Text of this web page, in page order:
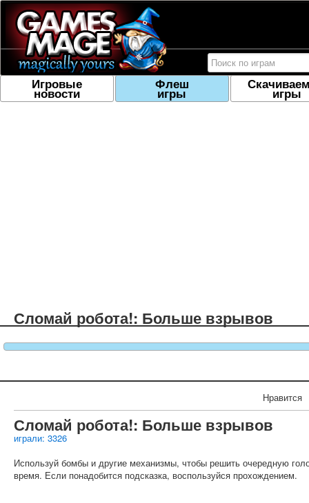
Игровые
новости
Флеш
игры игры
Сломай робота!: Больше взрывов
Нравится
Сломай робота!: Больше взрывов
играли: 3326
Используй бомбы и другие механизмы, чтобы решить очередную
время. Если понадобится подсказка, воспользуйся прохождением.